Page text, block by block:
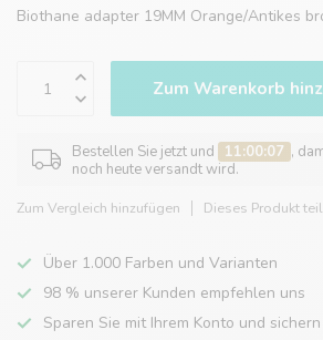
Biothane adapter 19MM Orange/Antikes
Zum Warenkorb
Bestellen Sie jetzt und 11:00:07 ,
noch heute versandt wird.
Zum Vergleich hinzufügen Dieses Produkt
Über 1.000 Farben und Varianten
98 % unserer Kunden empfehlen uns
Sparen Sie mit Ihrem Konto und